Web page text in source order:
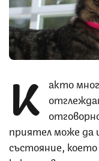
К акто
приятел може да
състояние,